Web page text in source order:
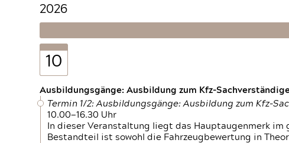
2026
10
Ausbildungsgänge: Ausbildung zum Kfz-
Termin 1/2: Ausbildungsgänge: Ausbildung zum Kfz-
10.00—16.30 Uhr
In dieser Veranstaltung liegt das Hauptaugenmerk
Bestandteil ist sowohl die Fahrzeugbewertung in